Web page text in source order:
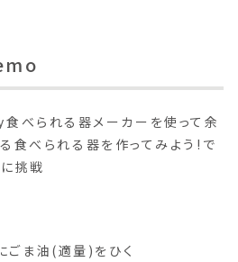
られる器メーカーを使って余
食べられる器を作ってみよう!で
挑戦
ごま油(適量)をひく